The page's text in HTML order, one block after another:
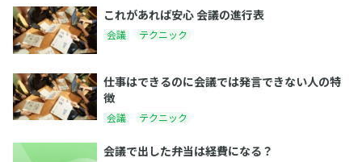
これがあれば安心 会議の進行表
会議 テクニック
仕事はできるのに会議では発言できない人の特
徴
会議 テクニック
会議で出した弁当は経費になる？